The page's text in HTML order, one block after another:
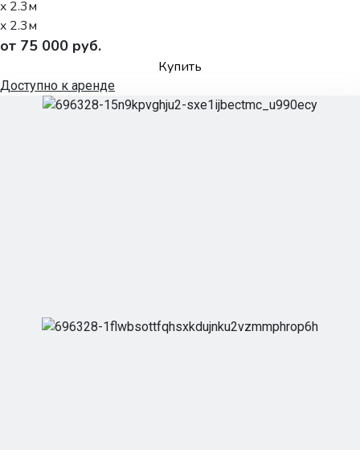
x 2.3м
x 2.3м
от 75 000 руб.
Купить
Доступно к аренде